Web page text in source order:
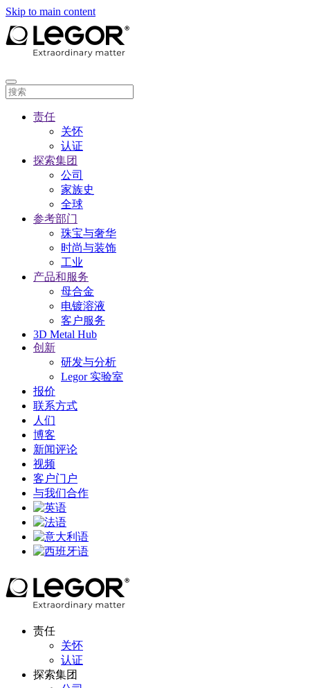
Skip to main content
责任
关怀
认证
探索集团
公司
家族史
全球
参考部门
珠宝与奢华
时尚与装饰
工业
产品和服务
母合金
电镀溶液
客户服务
3D Metal Hub
创新
研发与分析
Legor 实验室
报价
联系方式
人们
博客
新闻评论
视频
客户门户
与我们合作
责任
关怀
认证
探索集团